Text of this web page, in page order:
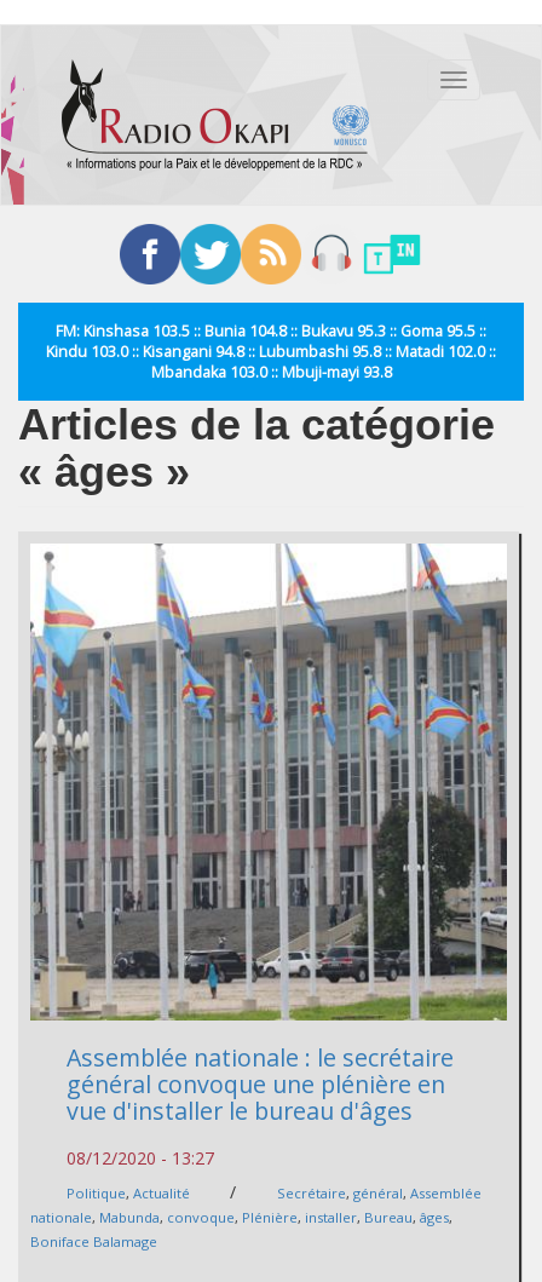
contenu
principal
Toggle
FM: Kinshasa 103.5 :: Bunia 104.8 :: Bukavu 95.3 :: Goma 95.5 ::
Kindu 103.0 :: Kisangani 94.8 :: Lubumbashi 95.8 :: Matadi 102.0 ::
Mbandaka 103.0 :: Mbuji-mayi 93.8
Articles de la catégorie
« âges »
Assemblée nationale : le secrétaire
général convoque une plénière en
vue d'installer le bureau d'âges
08/12/2020 - 13:27
Politique, Actualité / Secrétaire, général, Assemblée
nationale, Mabunda, convoque, Plénière, installer, Bureau, âges,
Boniface Balamage